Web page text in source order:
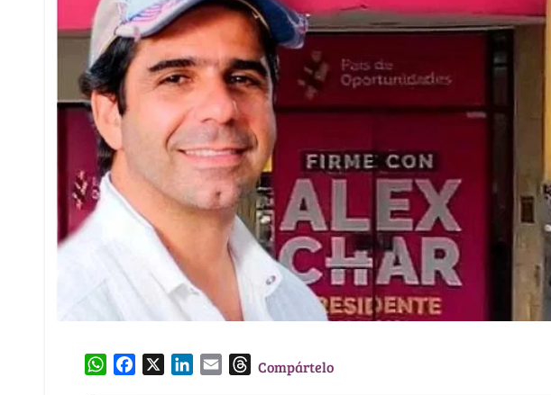
W
TCompártelo